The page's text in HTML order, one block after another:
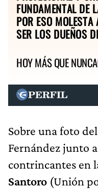
FUNDAMENTAL DE
POR ESO MOLESTA
SER LOS DUEÑOS
HOY MÁS QUE NUNCA
Sobre una foto
Fernández junto
contrincantes en
Santoro (Unión